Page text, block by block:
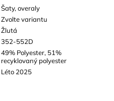
Šaty, overaly
Zvolte variantu
Žlutá
352-552D
49% Polyester, 51%
recyklovaný polyester
Léto 2025